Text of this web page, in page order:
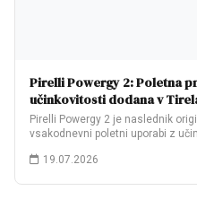
Pirelli Powergy 2: Poletna
učinkovitosti dodana v
Pirelli Powergy 2 je naslednik
vsakodnevni poletni uporabi z
19.07.2026